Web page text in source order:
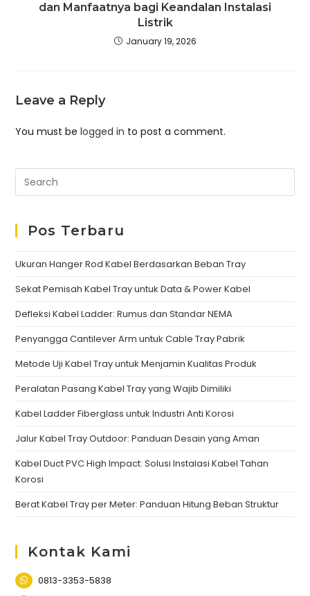
dan Manfaatnya bagi Keandalan Instalasi
Listrik
January 19, 2026
Leave a Reply
You must belogged in to post a comment.
Pos Terbaru
Ukuran Hanger Rod Kabel Berdasarkan Beban Tray
Sekat Pemisah Kabel Tray untuk Data & Power Kabel
Defleksi Kabel Ladder: Rumus dan Standar NEMA
Penyangga Cantilever Arm untuk Cable Tray Pabrik
Metode Uji Kabel Tray untuk Menjamin Kualitas Produk
Peralatan Pasang Kabel Tray yang Wajib Dimiliki
Kabel Ladder Fiberglass untuk Industri Anti Korosi
Jalur Kabel Tray Outdoor: Panduan Desain yang Aman
Kabel Duct PVC High Impact: Solusi Instalasi Kabel Tahan
Korosi
Berat Kabel Tray per Meter: Panduan Hitung Beban Struktur
Kontak Kami
0813-3353-5838